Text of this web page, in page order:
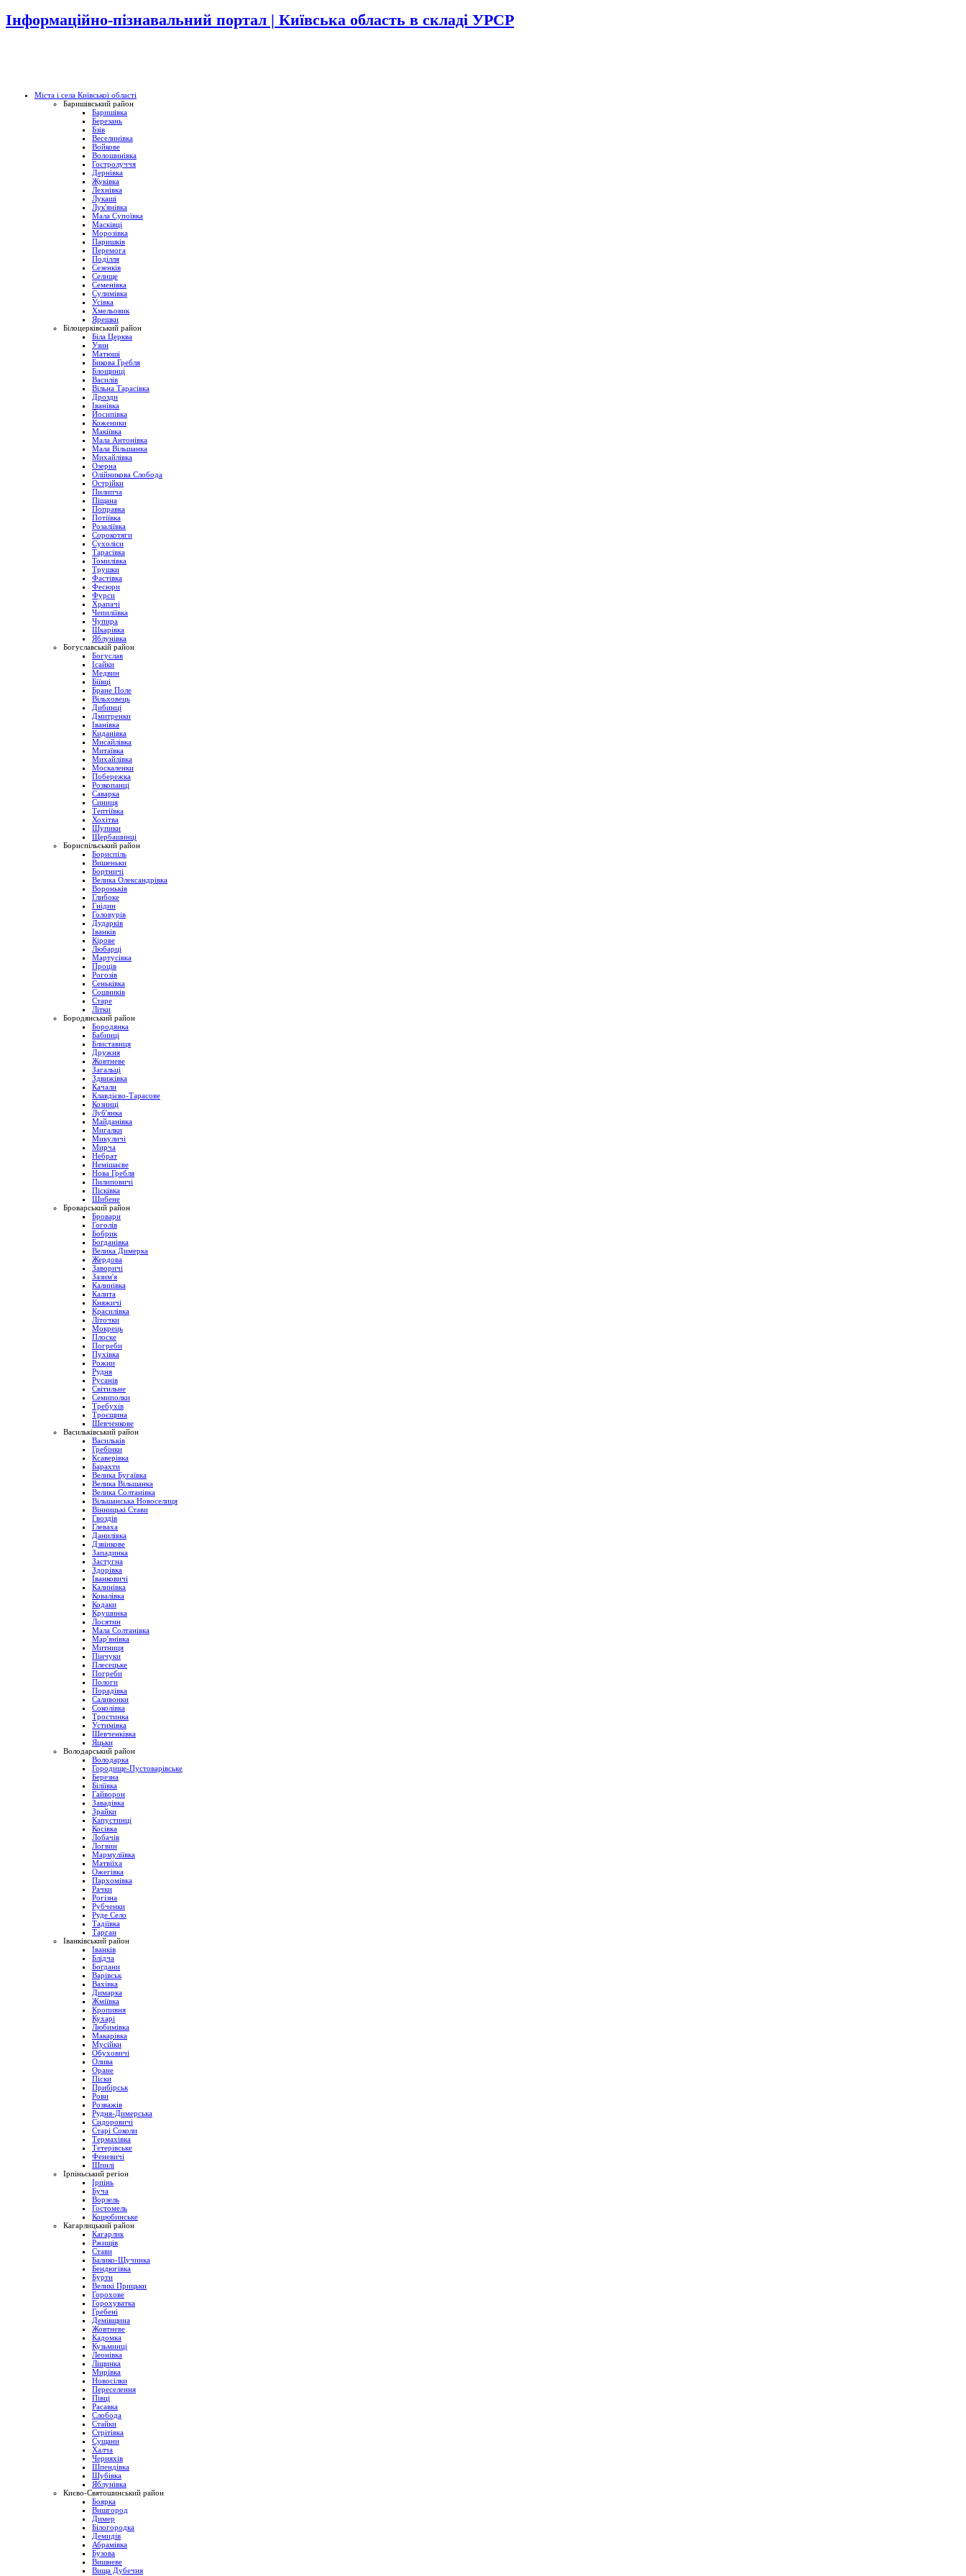
Інформаційно-пізнавальний портал | Київська область в складі УРСР
Міста і села Київської області
Баришівський район
Баришівка
Березань
Бзів
Веселинівка
Войкове
Волошинівка
Гостролуччя
Дернівка
Жуківка
Лехнівка
Лукаші
Лук'янівка
Мала Супоївка
Масківці
Морозівка
Паришків
Перемога
Поділля
Сезенків
Селище
Семенівка
Сулимівка
Усівка
Хмельовик
Ярешки
Білоцерківський район
Біла Церква
Узин
Матюші
Бикова Гребля
Блощинці
Василів
Вільна Тарасівка
Дрозди
Іванівка
Йосипівка
Коженики
Макіївка
Мала Антонівка
Мала Вільшанка
Михайлівка
Озерна
Олійникова Слобода
Острійки
Пилипча
Піщана
Поправка
Потіївка
Розаліївка
Сорокотяги
Сухоліси
Тарасівка
Томилівка
Трушки
Фастівка
Фесюри
Фурси
Храпачі
Чепиліївка
Чупира
Шкарівка
Яблунівка
Богуславській район
Богуслав
Ісайки
Медвин
Біївці
Бране Поле
Вільховець
Дибинці
Дмитренки
Іванівка
Киданівка
Мисайлівка
Митаївка
Михайлівка
Москаленки
Побережка
Розкопанці
Саварка
Синиця
Тептіївка
Хохітва
Шупики
Щербашинці
Бориспільський район
Бориспіль
Вишеньки
Бортничі
Велика Олександрівка
Вороньків
Глибоке
Гнідин
Головурів
Дударків
Іванків
Кірове
Любарці
Мартусівка
Проців
Рогозів
Сеньківка
Сошників
Старе
Літки
Бородянський район
Бородянка
Бабинці
Блиставиця
Дружня
Жовтневе
Загальці
Здвижівка
Качали
Клавдієво-Тарасове
Козинці
Луб'янка
Майданівка
Мигалки
Микуличі
Мирча
Небрат
Немішаєве
Нова Гребля
Пилиповичі
Пісківка
Шибене
Броварський район
Бровари
Гоголів
Бобрик
Богданівка
Велика Димерка
Жердова
Заворичі
Зазим'я
Калинівка
Калита
Княжичі
Красилівка
Літочки
Мокрець
Плоске
Погреби
Пухівка
Рожни
Рудня
Русанів
Світильне
Семиполки
Требухів
Троєщина
Шевченкове
Васильківський район
Васильків
Гребінки
Ксаверівка
Барахти
Велика Бугаївка
Велика Вільшанка
Велика Солтанівка
Вільшанська Новоселиця
Вінницькі Стави
Гвоздів
Глеваха
Данилівка
Дзвінкове
Западинка
Застугна
Здорівка
Іванковичі
Калинівка
Ковалівка
Кодаки
Крушинка
Лосятин
Мала Солтанівка
Мар'янівка
Митниця
Пінчуки
Плесецьке
Погреби
Пологи
Порадівка
Саливонки
Соколівка
Тростинка
Устимівка
Шевченківка
Яцьки
Володарський район
Володарка
Городище-Пустоварівське
Березна
Біліївка
Гайворон
Завадівка
Зрайки
Капустинці
Косівка
Лобачів
Логвин
Мармуліївка
Матвіїха
Ожегівка
Пархомівка
Рачки
Рогізна
Рубченки
Руде Село
Тадіївка
Тарган
Іванківський район
Іванків
Блідча
Богдани
Варівськ
Вахівка
Димарка
Жміївка
Кропивня
Кухарі
Любимівка
Макарівка
Мусійки
Обуховичі
Олива
Оране
Піски
Прибірськ
Рови
Розважів
Рудня-Димерська
Сидоровичі
Старі Соколи
Термахівка
Тетерівське
Феневичі
Шпилі
Ірпіньський регіон
Ірпінь
Буча
Ворзель
Гостомель
Коцюбинське
Кагарлицький район
Кагарлик
Ржищів
Стави
Балико-Щучинка
Бендюгівка
Бурти
Великі Прицьки
Горохове
Горохуватка
Гребені
Демівщина
Жовтневе
Кадомка
Кузьминці
Леонівка
Ліщинка
Мирівка
Новосілки
Переселення
Півці
Расавка
Слобода
Стайки
Стрітівка
Сущани
Халча
Черняхів
Шпендівка
Шубівка
Яблунівка
Києво-Святошинський район
Боярка
Вишгород
Димер
Білогородка
Демидів
Абрамівка
Бузова
Вишневе
Вища Дубечня